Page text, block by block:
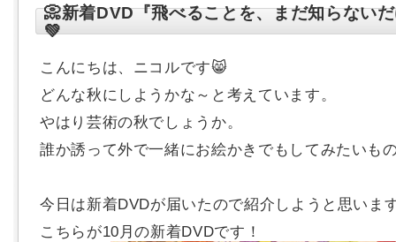
📀新着DVD『飛べることを、まだ知らないだ
💚
こんにちは、ニコルです😸
どんな秋にしようかな～と考えています。
やはり芸術の秋でしょうか。
誰か誘って外で一緒にお絵かきでもしてみたいも
今日は新着DVDが届いたので紹介しようと思いま
こちらが10月の新着DVDです！